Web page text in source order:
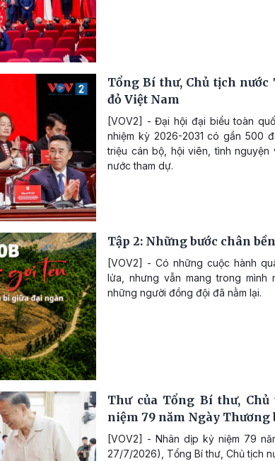
Tổng Bí thư, Chủ tịch nước
đỏ Việt Nam
[VOV2] - Đại hội đại biểu toàn
nhiệm kỳ 2026-2031 có gần 500
triệu cán bộ, hội viên, tình
nước tham dự.
Tập 2: Những bước chân
[VOV2] - Có những cuộc hành
lửa, nhưng vẫn mang trong
những người đồng đội đã nằm lại.
Thư của Tổng Bí thư,
niệm 79 năm Ngày Thương
[VOV2] - Nhân dịp kỷ niệm 79
27/7/2026), Tổng Bí thư, Chủ tịch